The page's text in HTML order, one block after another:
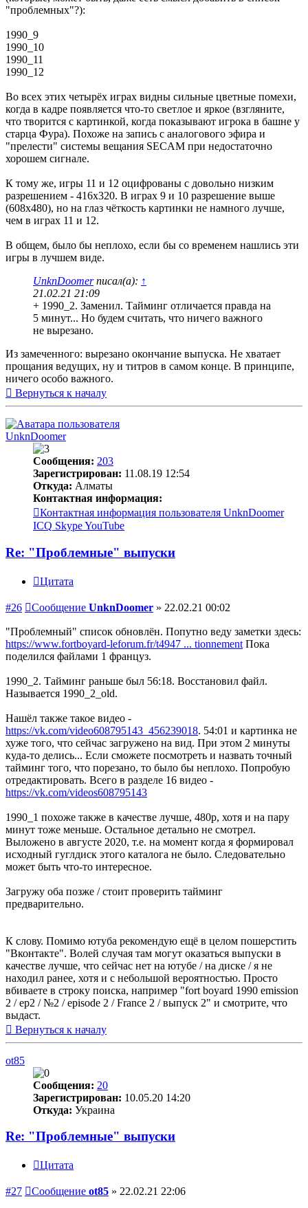
"проблемных"?):
1990_9
1990_10
1990_11
1990_12
Во всех этих четырёх играх видны сильные цветные помехи,
когда в кадре появляется что-то светлое и яркое (взгляните,
что творится с картинкой, когда показывают игрока в башне у
старца Фура). Похоже на запись с аналогового эфира и
"прелести" системы вещания SECAM при недостаточно
хорошем сигнале.
К тому же, игры 11 и 12 оцифрованы с довольно низким
разрешением - 416х320. В играх 9 и 10 разрешение выше
(608х480), но на глаз чёткость картинки не намного лучше,
чем в играх 11 и 12.
В общем, было бы неплохо, если бы со временем нашлись эти
игры в лучшем виде.
UnknDoomerписал(а): ↑
21.02.21 21:09
+ 1990_2. Заменил. Тайминг отличается правда на
5 минут... Но будем считать, что ничего важного
не вырезано.
Из замеченного: вырезано окончание выпуска. Не хватает
прощания ведущих, ну и титров в самом конце. В принципе,
ничего особо важного.
Вернуться к началу
UnknDoomer
Сообщения: 203
Зарегистрирован: 11.08.19 12:54
Откуда: Алматы
Контактная информация:
Контактная информация пользователя UnknDoomer
ICQ SkypeYouTube
Re: "Проблемные" выпуски
Цитата
#26 Сообщение UnknDoomer » 22.02.21 00:02
"Проблемный" список обновлён. Попутно веду заметки здесь:
https://www.fortboyard-leforum.fr/t4947 ... tionnement Пока
поделился файлами 1 француз.
1990_2. Тайминг раньше был 56:18. Восстановил файл.
Называется 1990_2_old.
Нашёл также такое видео -
https://vk.com/video608795143_456239018. 54:01 и картинка не
хуже того, что сейчас загружено на вид. При этом 2 минуты
куда-то делись... Если сможете посмотреть и назвать точный
тайминг того, что порезано, то было бы неплохо. Попробую
отредактировать. Всего в разделе 16 видео -
https://vk.com/videos608795143
1990_1 похоже также в качестве лучше, 480p, хотя и на пару
минут тоже меньше. Остальное детально не смотрел.
Выложено в августе 2020, т.е. на момент когда я формировал
исходный гуглдиск этого каталога не было. Следовательно
может быть что-то интересное.
Загружу оба позже / стоит проверить тайминг
предварительно.
К слову. Помимо ютуба рекомендую ещё в целом пошерстить
"Вконтакте". Волей случая там могут оказаться выпуски в
качестве лучше, что сейчас нет на ютубе / на диске / я не
находил ранее, хотя и с небольшой вероятностью. Просто
вбиваете в строку поиска, например "fort boyard 1990 emission
2 / ep2 / №2 / episode 2 / France 2 / выпуск 2" и смотрите, что
выдаст.
Вернуться к началу
ot85
Сообщения: 20
Зарегистрирован: 10.05.20 14:20
Откуда: Украина
Re: "Проблемные" выпуски
Цитата
#27 Сообщение ot85 » 22.02.21 22:06